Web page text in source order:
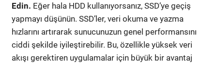
Edin. Eğer hala HDD kullanıyorsanız, SSD’ye geçiş
yapmayı düşünün. SSD’ler, veri okuma ve yazma
hızlarını artırarak sunucunuzun genel performansını
ciddi şekilde iyileştirebilir. Bu, özellikle yüksek veri
akışı gerektiren uygulamalar için büyük bir avantaj